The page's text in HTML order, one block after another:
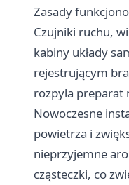
Zasady
Czujniki ruchu,
kabiny układy
rejestrującym
rozpyla preparat
Nowoczesne
powietrza i
nieprzyjemne
cząsteczki, co